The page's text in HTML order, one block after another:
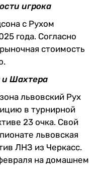
игрока
с Рухом
года. Согласно
стоимость
и Шахтера
львовский Рух
в турнирной
23 очка. Свой
львовская
ЛНЗ из Черкасс.
на домашнем